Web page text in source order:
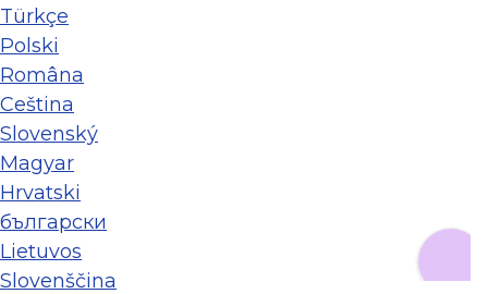
Türkçe
Polski
Româna
Ceština
Slovenský
Magyar
Hrvatski
български
Lietuvos
Slovenščina